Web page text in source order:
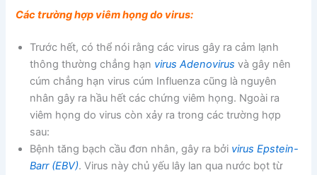
Các trường hợp viêm họng do virus:
Trước hết, có thể nói rằng các virus gây ra cảm lạnh
thông thường chẳng hạn virus Adenovirus và gây nên
cúm chẳng hạn virus cúm Influenza cũng là nguyên
nhân gây ra hầu hết các chứng viêm họng. Ngoài ra
viêm họng do virus còn xảy ra trong các trường hợp
sau:
Bệnh tăng bạch cầu đơn nhân, gây ra bởi virus Epstein-
Barr (EBV). Virus này chủ yếu lây lan qua nước bọt từ